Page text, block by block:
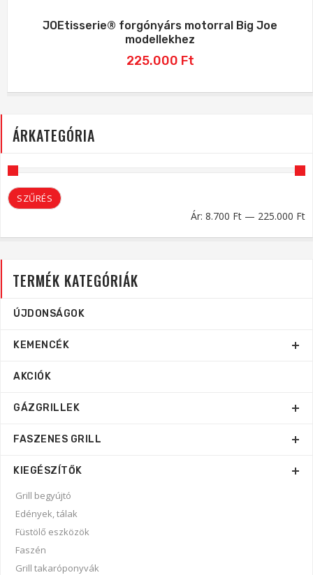
JOEtisserie® forgónyárs motorral Big Joe
modellekhez
225.000 Ft
ÁRKATEGÓRIA
SZŰRÉS
Ár: 8.700 Ft — 225.000 Ft
TERMÉK KATEGÓRIÁK
ÚJDONSÁGOK
KEMENCÉK
AKCIÓK
GÁZGRILLEK
FASZENES GRILL
KIEGÉSZÍTŐK
Grill begyújtó
Edények, tálak
Füstölő eszközök
Faszén
Grill takaróponyvák